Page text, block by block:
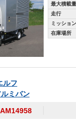
最大積載量
走行
ミッション
在庫場所
ルフ
ミバン
AM14958